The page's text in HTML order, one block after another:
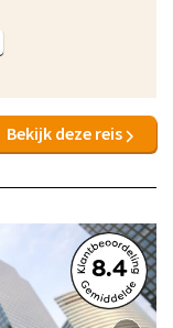
Bekijk deze reis
8.4